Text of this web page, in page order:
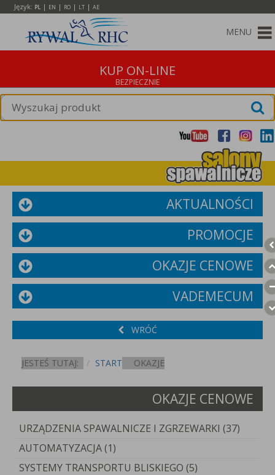
Język: PL | EN | RO | LT | AE
MENU
KUP ON-LINE
AKTUALNOŚCI
PROMOCJE
OKAZJE CENOWE
VADEMECUM
WRÓĆ
JESTEŚ TUTAJ: START OKAZJE
OKAZJE CENOWE
URZĄDZENIA SPAWALNICZE I ZGRZEWARKI (37)
AUTOMATYZACJA (1)
SYSTEMY TRANSPORTU BLISKIEGO (5)